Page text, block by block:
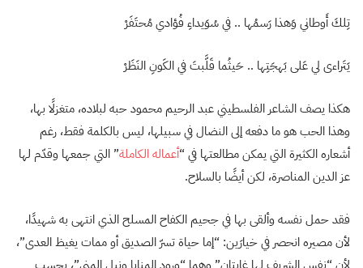
تِلكَ أَوطاني وَهذا رَسمُها .. في سُوَيداءِ فُؤادي مُحتَفَرْ
يَتَراءى لي عَلى بَهجَتِها .. حَيثُما قَلَّبتَ في الكَونِ النَظَرْ
هكذا يصف الشاعر الفلسطيني عبد الرحيم محمود حبه لبلاده، متغزلًا بها،
وهذا الحب هو ما دفعه إلى النضال في سبيلها، ليس بالكلمة فقط، رغم
أشعاره الكثيرة التي يمكن مطالعتها في “أعماله الكاملة” التي جمعها وقدّم لها
عز الدين المناصرة، لكن أيضًا بالسلاح.
فقد حمل نفسه وألقى بها في جحيم الكفاح المسلح الذي انتهى به شهيدًا،
لأن مصيره انحصر في خيارَين: “إما حياة تسرّ الصديق أو ممات يغيظ العدى”،